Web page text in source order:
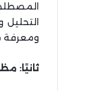
التحليل
ومعرفة
ثانيًا: